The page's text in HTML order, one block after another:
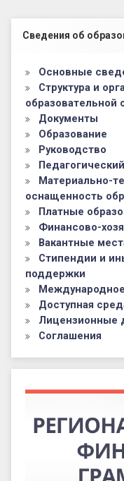
Левый сайдбар
Сведения об
Основные
Структура и
образовательной
Документы
Образование
Руководство
Материально-
оснащенность
Платные
Финансово-
Вакантные
Стипендии и
поддержки
Доступная
Лицензионные
Соглашения